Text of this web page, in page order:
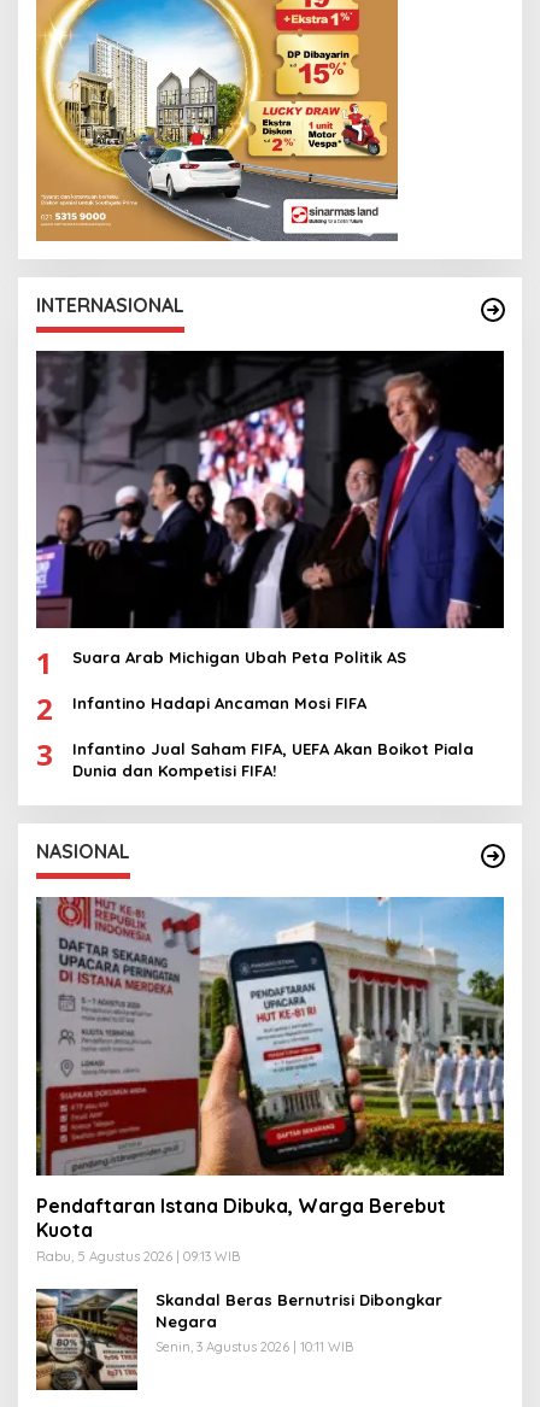
INTERNASIONAL
1 Suara Arab Michigan Ubah Peta Politik AS
2 Infantino Hadapi Ancaman Mosi FIFA
3
Infantino Jual Saham FIFA, UEFA Akan Boikot Piala
Dunia dan Kompetisi FIFA!
NASIONAL
Pendaftaran Istana Dibuka, Warga Berebut
Kuota
Rabu, 5 Agustus 2026 | 09:13 WIB
Skandal Beras Bernutrisi Dibongkar
Negara
Senin, 3 Agustus 2026 | 10:11 WIB